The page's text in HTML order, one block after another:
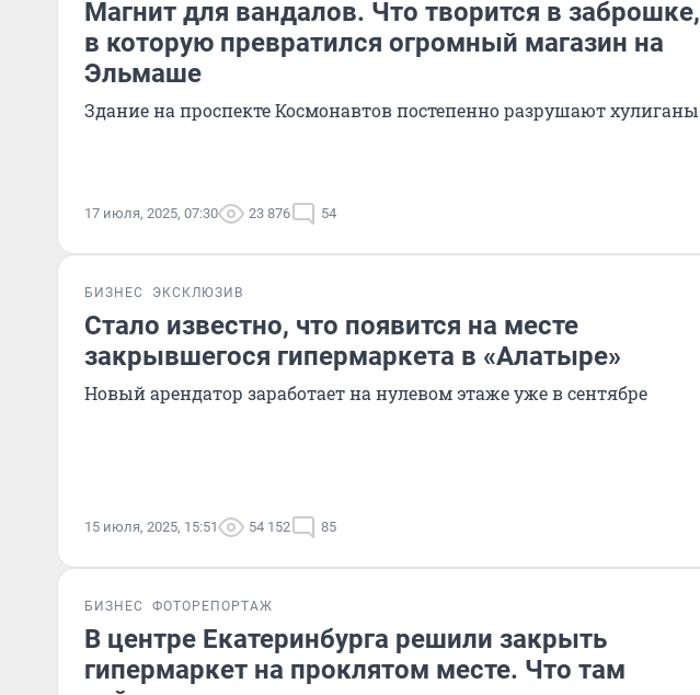
Магнит для вандалов. Что творится в заброшке,
в которую превратился огромный магазин на
Эльмаше
Здание на проспекте Космонавтов постепенно разрушают хулиганы
17 июля, 2025, 07:30 23 876 54
БИЗНЕС ЭКСКЛЮЗИВ
Стало известно, что появится на месте
закрывшегося гипермаркета в «Алатыре»
Новый арендатор заработает на нулевом этаже уже в сентябре
15 июля, 2025, 15:51 54 152 85
БИЗНЕС ФОТОРЕПОРТАЖ
В центре Екатеринбурга решили закрыть
гипермаркет на проклятом месте. Что там